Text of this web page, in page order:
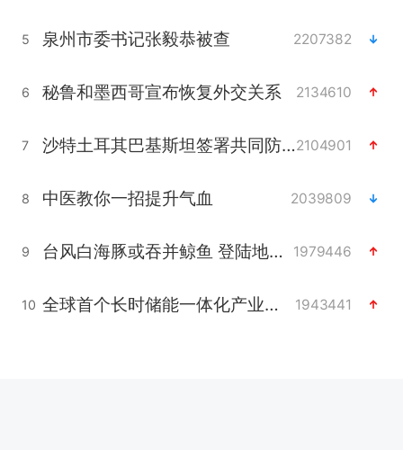
5 泉州市委书记张毅恭被查 2207382
6 秘鲁和墨西哥宣布恢复外交关系 2134610
7 沙特土耳其巴基斯坦签署共同防务协议2104901
8 中医教你一招提升气血 2039809
9 台风白海豚或吞并鲸鱼 登陆地点更新 1979446
10 全球首个长时储能一体化产业园量产 1943441